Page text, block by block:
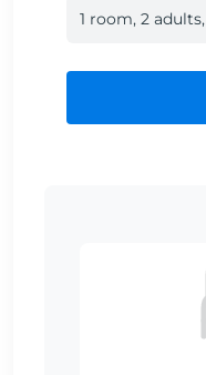
1 room, 2 adults,